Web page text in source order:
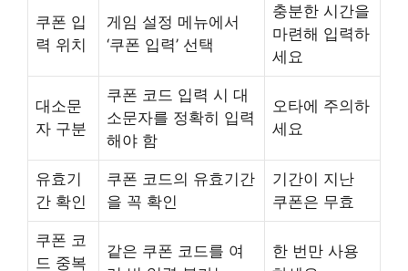
쿠폰 입
력 위치
게임 설정 메뉴에서
‘쿠폰 입력’ 선택
충분한 시간을
마련해 입력하
세요
대소문
자 구분
쿠폰 코드 입력 시 대
소문자를 정확히 입력
해야 함
오타에 주의하
세요
유효기
간 확인
쿠폰 코드의 유효기간
을 꼭 확인
기간이 지난
쿠폰은 무효
쿠폰 코
드 중복
같은 쿠폰 코드를 여
한 번만 사용